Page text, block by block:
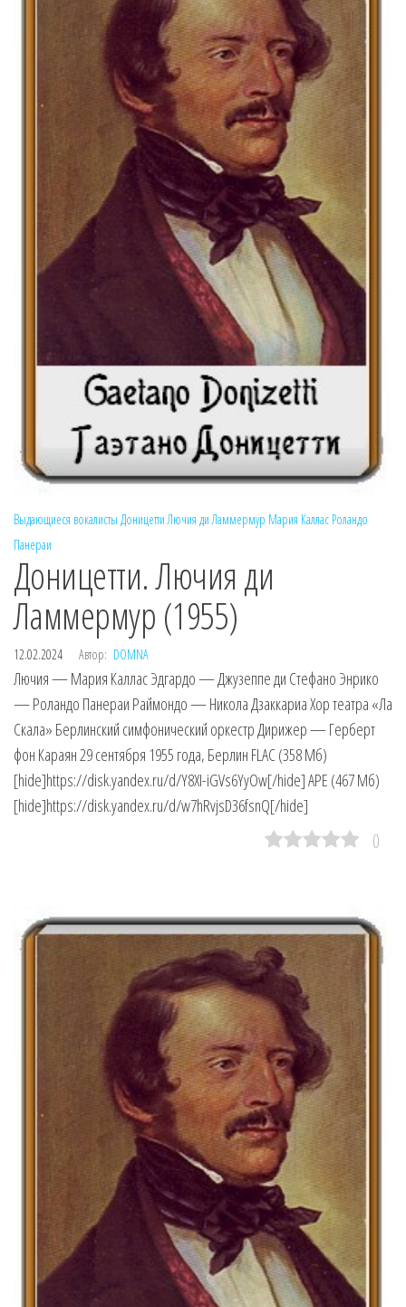
Выдающиеся вокалисты Доницетти Лючия ди Ламмермур Мария Каллас Роландо
Панераи
Доницетти. Лючия ди
Ламмермур (1955)
12.02.2024 Автор: DOMNA
Лючия — Мария Каллас Эдгардо — Джузеппе ди Стефано Энрико
— Роландо Панераи Раймондо — Никола Дзаккариа Хор театра «Ла
Скала» Берлинский симфонический оркестр Дирижер — Герберт
фон Караян 29 сентября 1955 года, Берлин FLAC (358 Мб)
[hide]https://disk.yandex.ru/d/Y8XI-iGVs6YyOw[/hide] APE (467 Мб)
[hide]https://disk.yandex.ru/d/w7hRvjsD36fsnQ[/hide]
0